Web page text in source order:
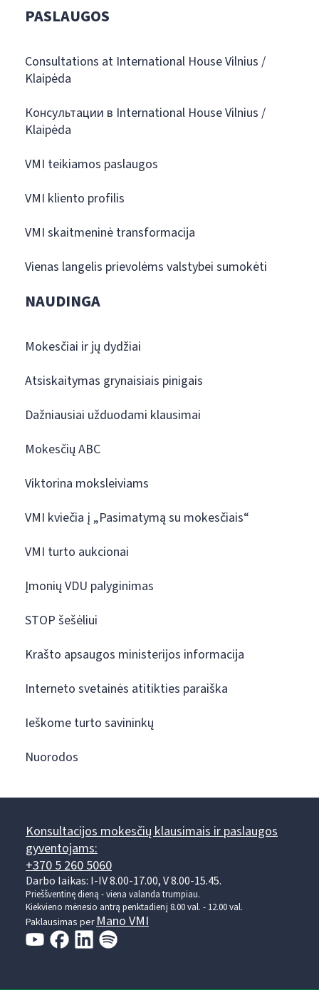
PASLAUGOS
Consultations at International House Vilnius /
Klaipėda
Консультации в International House Vilnius /
Klaipėda
VMI teikiamos paslaugos
VMI kliento profilis
VMI skaitmeninė transformacija
Vienas langelis prievolėms valstybei sumokėti
NAUDINGA
Mokesčiai ir jų dydžiai
Atsiskaitymas grynaisiais pinigais
Dažniausiai užduodami klausimai
Mokesčių ABC
Viktorina moksleiviams
VMI kviečia į „Pasimatymą su mokesčiais“
VMI turto aukcionai
Įmonių VDU palyginimas
STOP šešėliui
Krašto apsaugos ministerijos informacija
Interneto svetainės atitikties paraiška
Ieškome turto savininkų
Nuorodos
Konsultacijos mokesčių klausimais ir paslaugos
gyventojams:
+370 5 260 5060
Darbo laikas: I-IV 8.00-17.00, V 8.00-15.45.
Prieššventinę dieną - viena valanda trumpiau.
Kiekvieno mėnesio antrą penktadienį 8.00 val. - 12.00 val.
Paklausimas per Mano VMI